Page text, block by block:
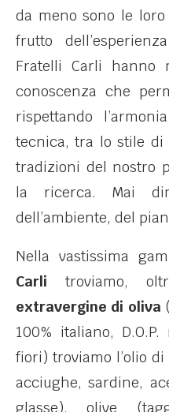
da meno sono le
frutto
Fratelli Carli hanno
conoscenza che
rispettando
tecnica, tra lo stile di
tradizioni del nostro
la ricerca. Mai
dell’ambiente, del
Nella vastissima
Carli troviamo,
extravergine di oliva
100% italiano,
fiori) troviamo l’olio
acciughe, sardine,
glasse), olive